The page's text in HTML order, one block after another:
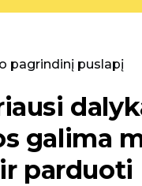
pagrindinį puslapį
galima
parduoti